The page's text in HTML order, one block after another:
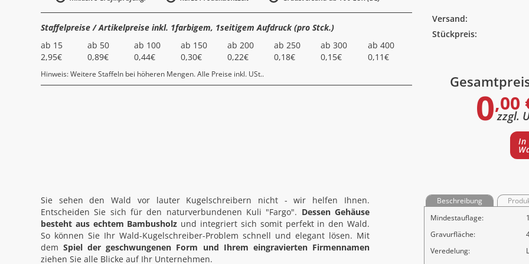
Staffelpreise / Artikelpreise inkl. 1farbigem, 1seitigem Aufdruck (pro Stck.)
ab 15
2,95€
ab 50
0,89€
ab 100
0,44€
ab 150
0,30€
ab 200
0,22€
ab 250
0,18€
ab 300
0,15€
ab 400
0,11€
Hinweis: Weitere Staffeln bei höheren Mengen. Alle Preise inkl. USt..
Versand:
Stückpreis:
0,00
zzgl.
In
Sie sehen den Wald vor lauter Kugelschreibern nicht - wir helfen Ihnen.
Entscheiden Sie sich für den naturverbundenen Kuli "Fargo". Dessen Gehäuse
besteht aus echtem Bambusholz und integriert sich somit perfekt in den Wald.
So können Sie Ihr Wald-Kugelschreiber-Problem schnell und elegant lösen. Mit
demSpiel der geschwungenen Form und Ihrem eingravierten Firmennamen
ziehen Sie alle Blicke auf Ihr Unternehmen.
Beschreibung
Mindestauflage:
Gravurfläche:
Veredelung: